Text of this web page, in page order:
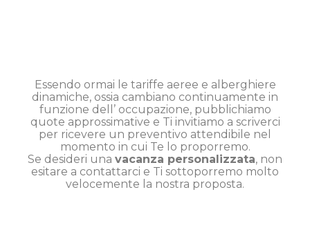
Essendo ormai le tariffe aeree e alberghiere
dinamiche, ossia cambiano continuamente in
funzione dell’ occupazione, pubblichiamo
quote approssimative e Ti invitiamo a scriverci
per ricevere un preventivo attendibile nel
momento in cui Te lo proporremo.
Se desideri una vacanza personalizzata, non
esitare a contattarci e Ti sottoporremo molto
velocemente la nostra proposta.